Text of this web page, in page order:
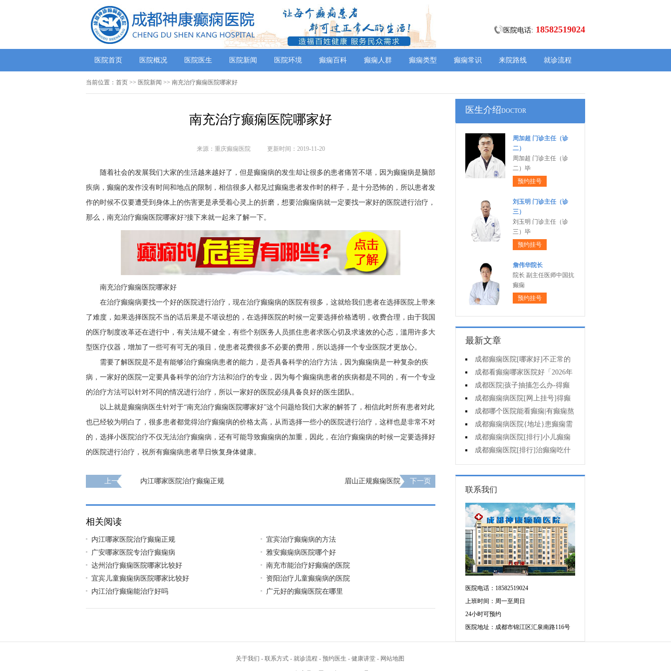
医院电话: 18582519024
医院首页 医院概况 医院医生 医院新闻 医院环境 癫痫百科 癫痫人群 癫痫类型 癫痫常识 来院路线 就诊流程
当前位置： 首页 >> 医院新闻 >> 南充治疗癫痫医院哪家好
南充治疗癫痫医院哪家好
来源：重庆癫痫医院 更新时间：2019-11-20
随着社会的发展我们大家的生活越来越好了，但是癫痫病的发生却让很多的患者痛苦不堪，因为癫痫病是脑部
疾病，癫痫的发作没有时间和地点的限制，相信很多人都见过癫痫患者发作时的样子，是十分恐怖的，所以患者发
作的时候不仅要遭受到身体上的伤害更是承受着心灵上的折磨，想要治癫痫病就一定要找一家好的医院进行治疗，
那么，南充治疗癫痫医院哪家好?接下来就一起来了解一下。
南充治疗癫痫医院哪家好
在治疗癫痫病要找一个好的医院进行治疗，现在治疗癫痫病的医院有很多，这就给我们患者在选择医院上带来
了难度，如果选择医院不当的话后果是不堪设想的，在选择医院的时候一定要选择价格透明，收费合理，由于我国
的医疗制度改革还在进行中，有关法规不健全，有些个别医务人员抓住患者求医心切及求速效的心态，滥用许多大
型医疗仪器，增加了一些可有可无的项目，使患者花费很多不必要的费用，所以选择一个专业医院才更放心。
需要了解医院是不是有能够治疗癫痫病患者的能力，是否具备科学的治疗方法，因为癫痫病是一种复杂的疾
病，一家好的医院一定要具备科学的治疗方法和治疗的专业，因为每个癫痫病患者的疾病都是不同的，有一个专业
的治疗方法可以针对不同的情况进行治疗，所以一家好的医院必须具备良好的医生团队。
以上就是癫痫病医生针对于“南充治疗癫痫医院哪家好”这个问题给我们大家的解答了，相信此时所有患者对此
也已经较为明白了，很多患者都觉得治疗癫痫病的价格太高，从而选择一些小的医院进行治疗，这样也是非常不对
的，选择小医院治疗不仅无法治疗癫痫病，还有可能导致癫痫病的加重，因此，在治疗癫痫病的时候一定要选择好
的医院进行治疗，祝所有癫痫病患者早日恢复身体健康。
上一页 内江哪家医院治疗癫痫正规 眉山正规癫痫医院 下一页
相关阅读
内江哪家医院治疗癫痫正规
宜宾治疗癫痫病的方法
广安哪家医院专治疗癫痫病
雅安癫痫病医院哪个好
达州治疗癫痫医院哪家比较好
南充市能治疗好癫痫的医院
宜宾儿童癫痫病医院哪家比较好
资阳治疗儿童癫痫病的医院
内江治疗癫痫能治疗好吗
广元好的癫痫医院在哪里
医生介绍DOCTOR
周加超 门诊主任（诊
二）
周加超 门诊主任（诊
二）毕
预约挂号
刘玉明 门诊主任（诊
三）
刘玉明 门诊主任（诊
三）毕
预约挂号
詹伟华院长
院长 副主任医师中国抗
癫痫
预约挂号
最新文章
成都癫痫医院[哪家好]不正常的
脑电图意味着什么?
成都看癫痫哪家医院好「2026年
度公布」癫痫诊断是要确定病情情
况吗?
成都医院|孩子抽搐怎么办-得癫
痫后不能治疗吗?
成都癫痫病医院[网上挂号]得癫
痫会有哪些问题?
成都哪个医院能看癫痫|有癫痫熬
夜可取吗?
成都癫痫病医院{地址}患癫痫需
住院治疗吗?
成都癫痫病医院[排行]小儿癫痫
要做好哪些预防?
成都癫痫医院[排行]治癫痫吃什
么药好呢?
联系我们
医院电话：18582519024
上班时间：周一至周日
24小时可预约
医院地址：成都市锦江区汇泉南路116号
关于我们 - 联系方式 - 就诊流程 - 预约医生 - 健康讲堂 - 网站地图